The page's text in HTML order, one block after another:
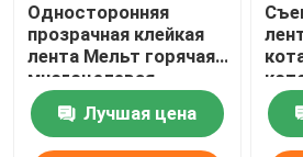
Односторонняя
прозрачная клейкая
лента Мельт горячая
многоцелевая
практическая
Лучшая цена